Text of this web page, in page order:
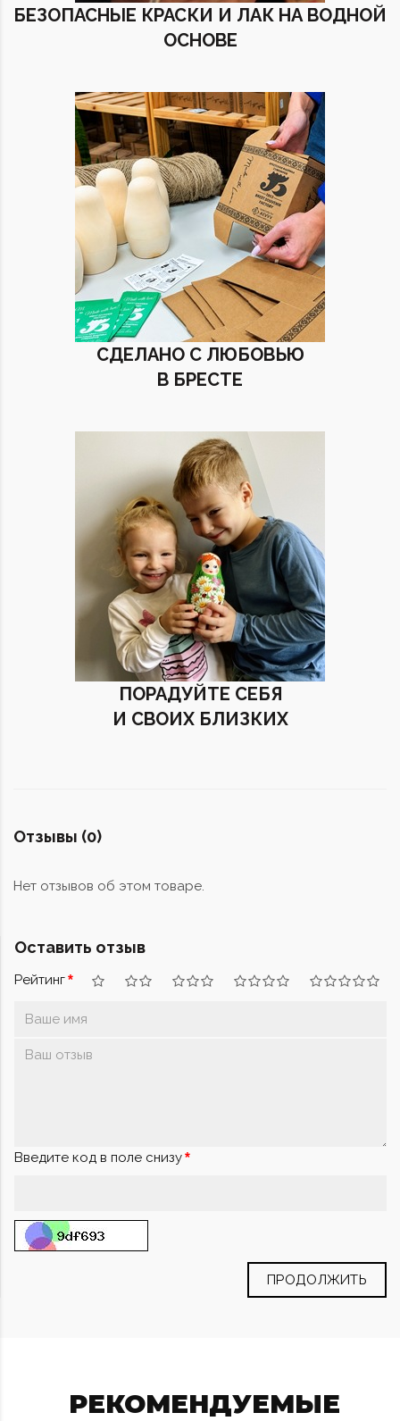
БЕЗОПАСНЫЕ КРАСКИ И ЛАК НА ВОДНОЙ
ОСНОВЕ
СДЕЛАНО С ЛЮБОВЬЮ
В БРЕСТЕ
ПОРАДУЙТЕ СЕБЯ
И СВОИХ БЛИЗКИХ
Отзывы (0)
Нет отзывов об этом товаре.
Оставить отзыв
Рейтинг
Введите код в поле снизу
ПРОДОЛЖИТЬ
РЕКОМЕНДУЕМЫЕ